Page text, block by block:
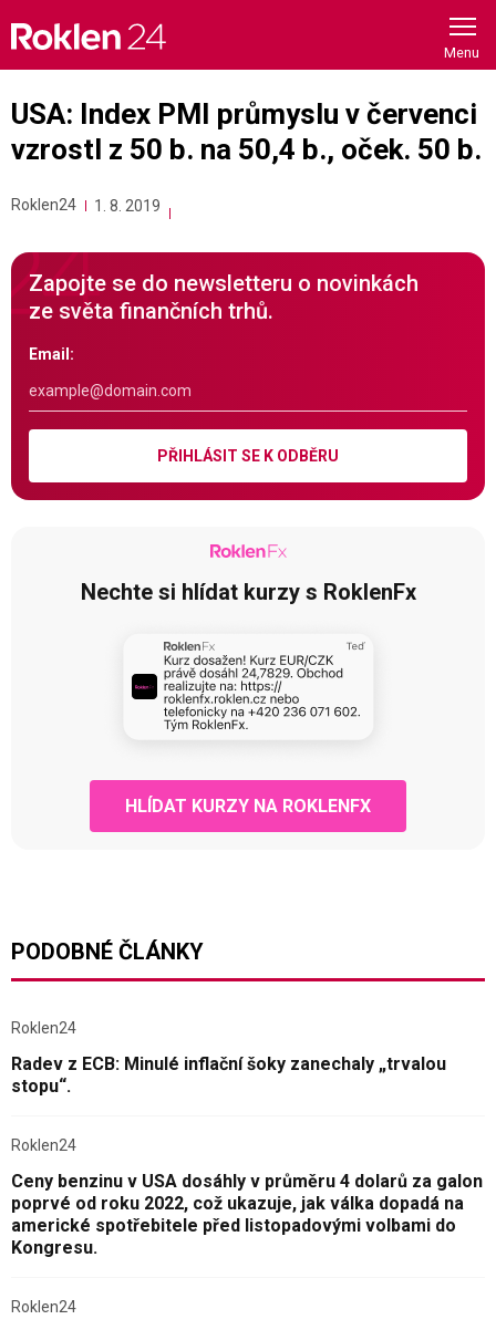
content
USA: Index PMI průmyslu v červenci
vzrostl z 50 b. na 50,4 b., oček. 50 b.
Roklen24 1. 8. 2019
Zapojte se do newsletteru o novinkách
ze světa finančních trhů.
Email:
PŘIHLÁSIT SE K ODBĚRU
Nechte si hlídat kurzy s RoklenFx
HLÍDAT KURZY NA ROKLENFX
PODOBNÉ ČLÁNKY
Roklen24
Radev z ECB: Minulé inflační šoky zanechaly „trvalou
stopu“.
Roklen24
Ceny benzinu v USA dosáhly v průměru 4 dolarů za galon
poprvé od roku 2022, což ukazuje, jak válka dopadá na
americké spotřebitele před listopadovými volbami do
Kongresu.
Roklen24